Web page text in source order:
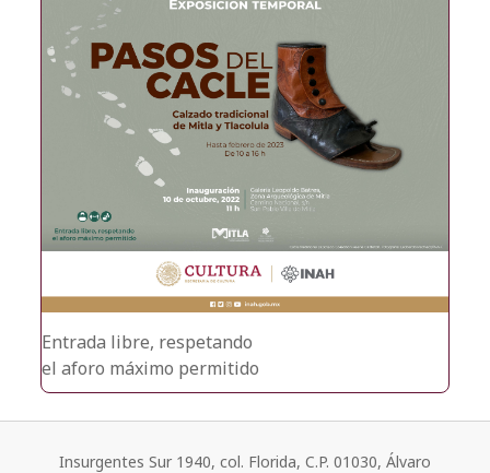
Entrada libre, respetando
el aforo máximo permitido
Insurgentes Sur 1940, col. Florida, C.P. 01030, Álvaro